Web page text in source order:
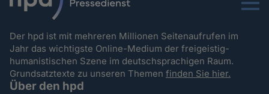
Menu
Der hpd ist mit mehreren Millionen Seitenaufrufen im
Jahr das wichtigste Online-Medium der freigeistig-
humanistischen Szene im deutschsprachigen Raum.
Grundsatztexte zu unseren Themenfinden Sie hier.
Über den hpd